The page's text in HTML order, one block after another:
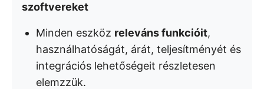
szoftvereket
Minden eszköz releváns funkcióit,
használhatóságát, árát, teljesítményét és
integrációs lehetőségeit részletesen
elemzzük.